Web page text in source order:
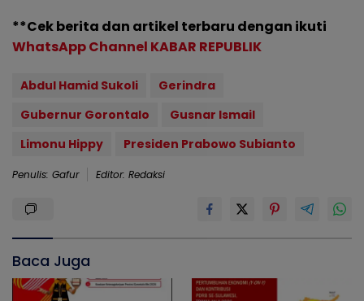
**Cek berita dan artikel terbaru dengan ikuti
WhatsApp Channel KABAR REPUBLIK
Abdul Hamid Sukoli
Gerindra
Gubernur Gorontalo
Gusnar Ismail
Limonu Hippy
Presiden Prabowo Subianto
Penulis: Gafur Editor: Redaksi
Baca Juga